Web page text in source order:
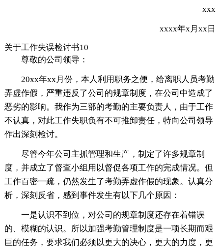
xxx
xxxx年x月xx日
关于工作失误检讨书10
尊敬的公司领导：
20xx年xx月份，本人利用职务之便，给离职人员考勤
弄虚作假，严重违反了公司的规章制度，在公司中造成了
恶劣的影响。我作为三部的考勤的主要负责人，由于工作
不认真，对此工作失职负有不可推卸责任，特向公司领导
作出深刻检讨。
尽管今年公司主抓管理和生产，制定了许多规章制
度，并成立了督查小组用以督促各项工作的完成情况。但
工作百密一疏，仍然发生了考勤弄虚作假的现象。认真分
析，深刻反省，感到事件发生有以下几个原因：
一是认识不到位，对公司的规章制度还存在着错误
的、模糊的认识。所以加强考勤管理制度是一项长期而艰
巨的任务，要求我们必须以更大的决心，更大的力度，更